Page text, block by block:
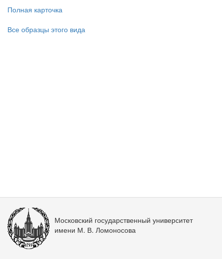
Полная карточка
Все образцы этого вида
Московский государственный университет
имени М. В. Ломоносова